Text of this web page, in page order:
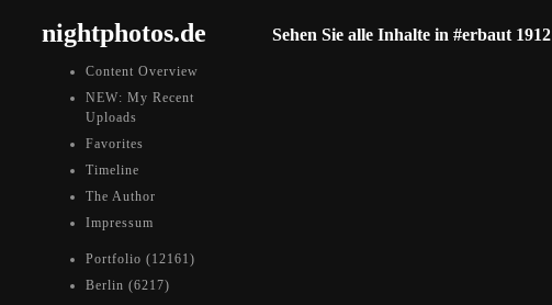
nightphotos.de
Content Overview
NEW: My Recent
Uploads
Favorites
Timeline
The Author
Impressum
Portfolio (12161)
Berlin (6217)
Sehen Sie alle Inhalte in #erbaut 1912